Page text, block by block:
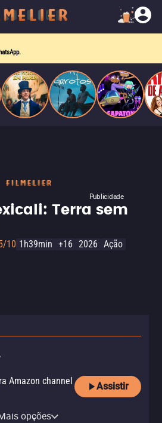
Publicidade
Terra sem
10 1h39min +16 2026 Ação
Amazon channel
Assistir
Apple TV
opções
um de seus alvos.